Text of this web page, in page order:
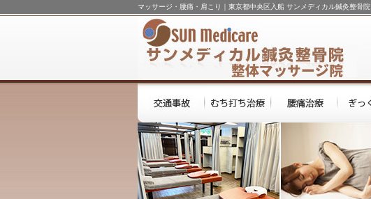
マッサージ・腰痛・肩こり｜東京都中央区入船 サンメディカル鍼灸整骨院